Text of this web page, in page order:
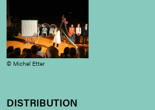
© Michel Etter
DISTRIBUTION